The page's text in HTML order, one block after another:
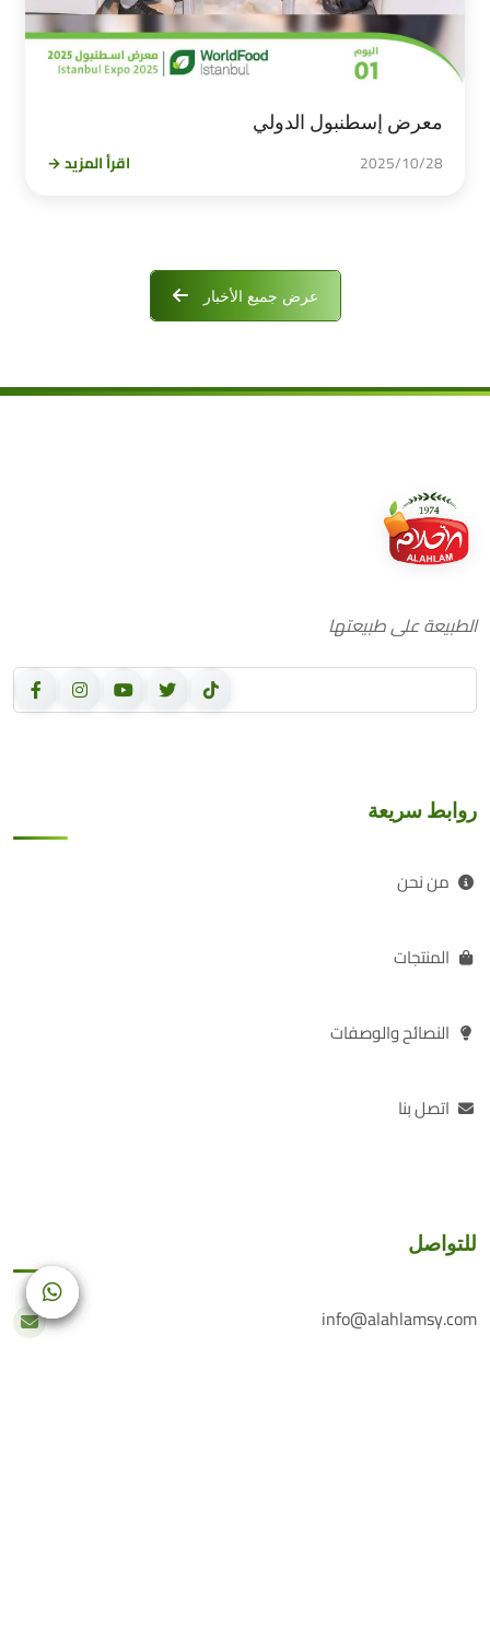
معرض إسطنبول الدولي
2025/10/28 اقرأ المزيد →
عرض جميع الأخبار
الطبيعة على طبيعتها
روابط سريعة
من نحن
المنتجات
النصائح والوصفات
اتصل بنا
للتواصل
info@alahlamsy.com